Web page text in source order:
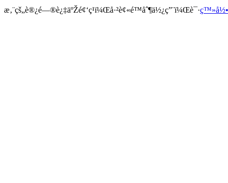
æ‚¨çš„è®¿é—®è¿‡äºŽé¢‘ç¹ï¼Œå·²è¢«é™åˆ¶ä½¿ç”¨ï¼Œè¯·ç™»å½•